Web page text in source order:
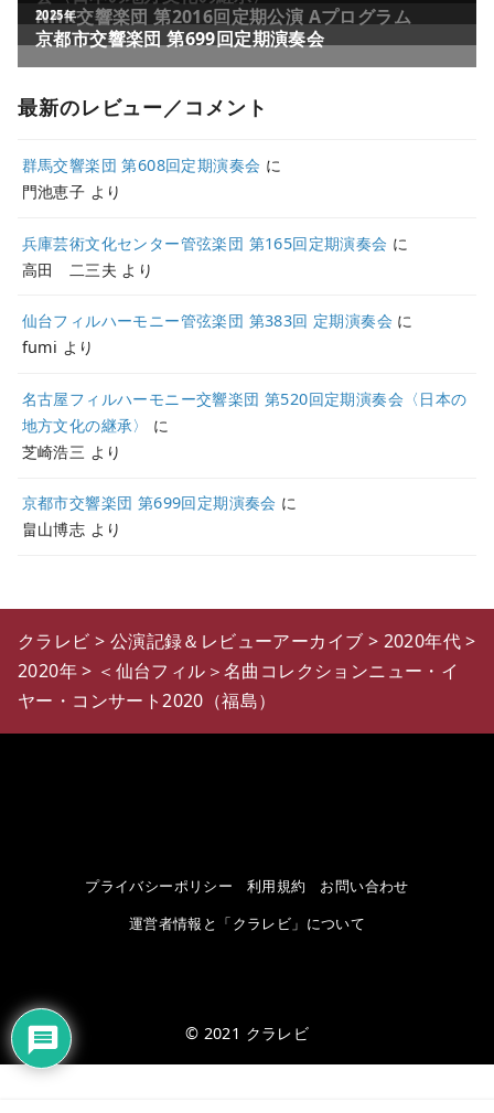
最新のレビュー／コメント
群馬交響楽団 第608回定期演奏会 に
門池恵子 より
兵庫芸術文化センター管弦楽団 第165回定期演奏会 に
高田 二三夫 より
仙台フィルハーモニー管弦楽団 第383回 定期演奏会 に
fumi より
名古屋フィルハーモニー交響楽団 第520回定期演奏会〈日本の
地方文化の継承〉
に
芝崎浩三 より
京都市交響楽団 第699回定期演奏会 に
畠山博志 より
クラレビ > 公演記録＆レビューアーカイブ > 2020年代>
2020年> ＜仙台フィル＞名曲コレクションニュー・イ
ヤー・コンサート2020（福島）
プライバシーポリシー 利用規約
お問い合わせ
運営者情報と「クラレビ」について
© 2021 クラレビ